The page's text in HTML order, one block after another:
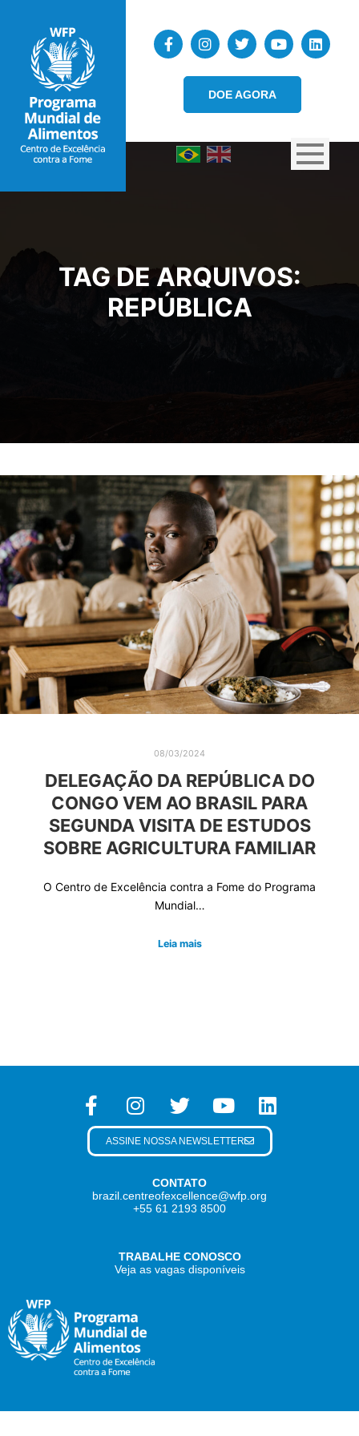
DOE AGORA
TAG DE ARQUIVOS:
REPÚBLICA
08/03/2024
DELEGAÇÃO DA REPÚBLICA DO
CONGO VEM AO BRASIL PARA
SEGUNDA VISITA DE ESTUDOS
SOBRE AGRICULTURA FAMILIAR
O Centro de Excelência contra a Fome do Programa
Mundial…
Leia mais
CONTATO
brazil.centreofexcellence@wfp.org
+55 61 2193 8500
TRABALHE CONOSCO
Veja as vagas disponíveis
ASSINE NOSSA NEWSLETTER